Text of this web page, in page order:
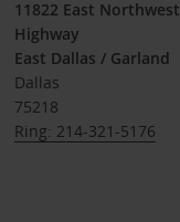
11822 East Northwest
Highway
East Dallas / Garland
Dallas
75218
Ring: 214-321-5176